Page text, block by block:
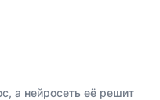
а нейросеть её решит